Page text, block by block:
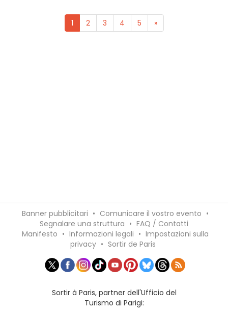
1 2 3 4 5 »
Banner pubblicitari • Comunicare il vostro evento •
Segnalare una struttura • FAQ / Contatti
Manifesto • Informazioni legali • Impostazioni sulla
privacy • Sortir de Paris
Sortir à Paris, partner dell'Ufficio del
Turismo di Parigi: